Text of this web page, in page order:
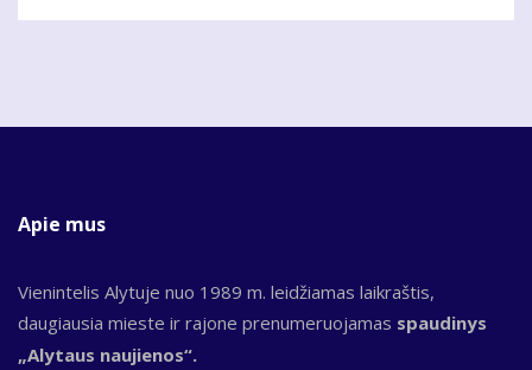
Apie mus
Vienintelis Alytuje nuo 1989 m. leidžiamas laikraštis,
daugiausia mieste ir rajone prenumeruojamas spaudinys
„Alytaus naujienos“.